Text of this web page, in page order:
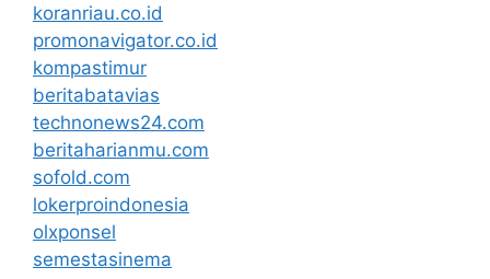
koranriau.co.id
promonavigator.co.id
kompastimur
beritabatavias
technonews24.com
beritaharianmu.com
sofold.com
lokerproindonesia
olxponsel
semestasinema